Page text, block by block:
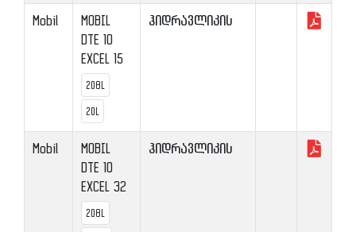
Mobil
MOBIL
DTE 10
EXCEL 15
208L
20L
ჰიდრავლიკის
Mobil
MOBIL
DTE 10
EXCEL 32
208L
ჰიდრავლიკის